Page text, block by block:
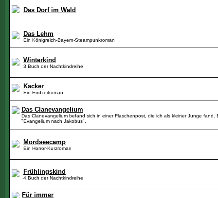
Das Dorf im Wald
Das Lehm
Ein Königreich-Bayern-Steampunkroman
Winterkind
3.Buch der Nachtkindreihe
Kacker
Ein Endzeitroman
Das Clanevangelium
Das Clanevangelium befand sich in einer Flaschenpost, die ich als kleiner Junge fand.
"Evangelium nach Jakobus".
Mordseecamp
Ein Horror-Kurzroman
Frühlingskind
4.Buch der Nachtkindreihe
Für immer